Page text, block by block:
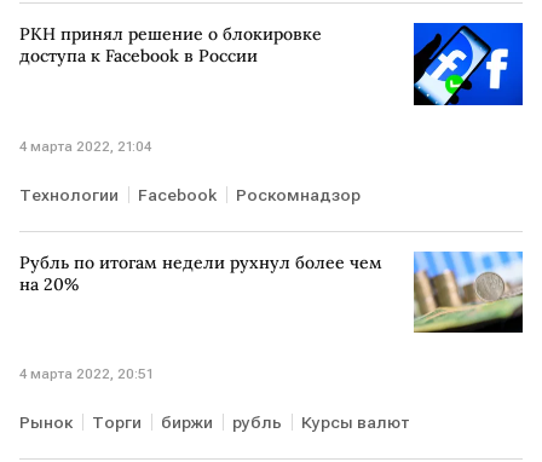
РКН принял решение о блокировке
доступа к Facebook в России
4 марта 2022, 21:04
Технологии Facebook Роскомнадзор
Рубль по итогам недели рухнул более чем
на 20%
4 марта 2022, 20:51
Рынок Торги биржи рубль Курсы валют